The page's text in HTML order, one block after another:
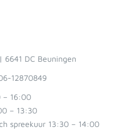
6641 DC Beuningen
12870849
– 16:00
– 13:30
spreekuur 13:30 – 14:00